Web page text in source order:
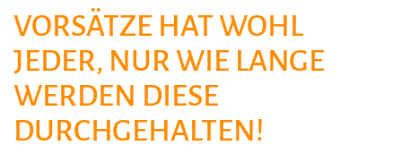
VORSÄTZE HAT WOHL
JEDER, NUR WIE LANGE
WERDEN DIESE
DURCHGEHALTEN!